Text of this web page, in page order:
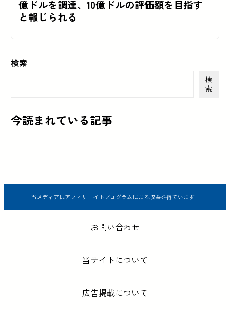
億ドルを調達、10億ドルの評価額を目指す
と報じられる
検索
検
索
今読まれている記事
当メディアはアフィリエイトプログラムによる収益を得ています
お問い合わせ
当サイトについて
広告掲載について